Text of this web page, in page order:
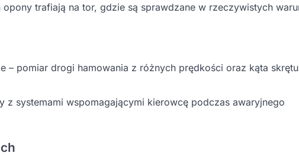
trafiają na tor, gdzie są sprawdzane w rzeczywistych
– pomiar drogi hamowania z różnych prędkości oraz kąta
z systemami wspomagającymi kierowcę podczas awaryjnego